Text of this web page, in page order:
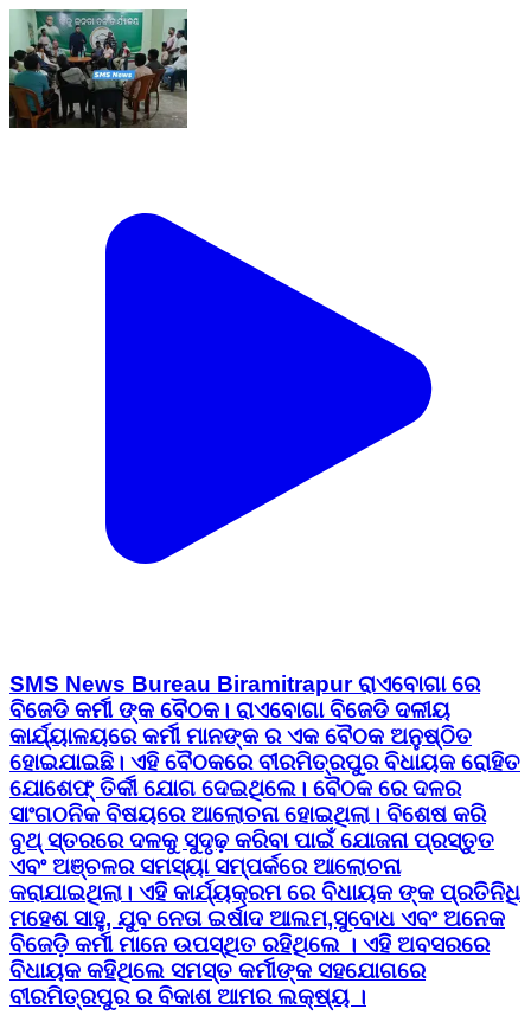
SMS News Bureau Biramitrapur ରାଏବୋଗା ରେ
ବିଜେଡି କର୍ମୀ ଙ୍କ ବୈଠକ। ରାଏବୋଗା ବିଜେଡି ଦଳୀୟ
କାର୍ଯ୍ୟାଳୟରେ କର୍ମୀ ମାନଙ୍କ ର ଏକ ବୈଠକ ଅନୁଷ୍ଠିତ
ହୋଇଯାଇଛି। ଏହି ବୈଠକରେ ବୀରମିତ୍ରପୁର ବିଧାୟକ ରୋହିତ
ଯୋଶେଫ୍ ତିର୍କୀ ଯୋଗ ଦେଇଥିଲେ। ବୈଠକ ରେ ଦଳର
ସାଂଗଠନିକ ବିଷୟରେ ଆଲୋଚନା ହୋଇଥିଲା। ବିଶେଷ କରି
ବୁଥ୍ ସ୍ତରରେ ଦଳକୁ ସୁଦୃଢ଼ କରିବା ପାଇଁ ଯୋଜନା ପ୍ରସ୍ତୁତ
ଏବଂ ଅଞ୍ଚଳର ସମସ୍ୟା ସମ୍ପର୍କରେ ଆଲୋଚନା
କରାଯାଇଥିଲା। ଏହି କାର୍ଯ୍ୟକ୍ରମ ରେ ବିଧାୟକ ଙ୍କ ପ୍ରତିନିଧି
ମହେଶ ସାହୁ, ଯୁବ ନେତା ଇର୍ଷାଦ ଆଲମ,ସୁବୋଧ ଏବଂ ଅନେକ
ବିଜେଡ଼ି କର୍ମୀ ମାନେ ଉପସ୍ଥିତ ରହିଥିଲେ । ଏହି ଅବସରରେ
ବିଧାୟକ କହିଥିଲେ ସମସ୍ତ କର୍ମୀଙ୍କ ସହଯୋଗରେ
ବୀରମିତ୍ରପୁର ର ବିକାଶ ଆମର ଲକ୍ଷ୍ୟ ।